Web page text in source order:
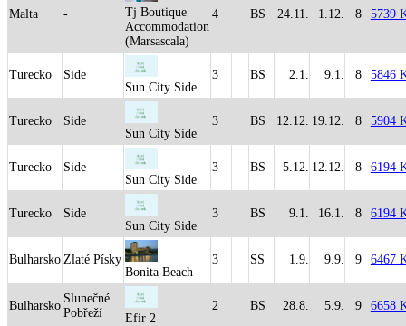
Malta -
Tj Boutique
Accommodation
(Marsascala)
4 BS 24.11. 1.12. 8 5739
Turecko
Side
Sun City Side
3 BS 2.1. 9.1. 8 5846
Turecko
Side
Sun City Side
3 BS 12.12. 19.12. 8 5904
Turecko
Side
Sun City Side
3 BS 5.12. 12.12. 8 6194
Turecko
Side
Sun City Side
3 BS 9.1. 16.1. 8 6194
Bulharsko Zlaté Písky
Bonita Beach
3 SS 1.9. 9.9. 9 6467
Bulharsko
Slunečné
Pobřeží
Efir 2
2 BS 28.8. 5.9. 9 6658